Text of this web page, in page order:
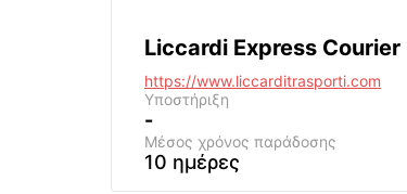
Liccardi Express Courier
https://www.liccarditrasporti.com
Υποστήριξη
-
Μέσος χρόνος παράδοσης
10 ημέρες